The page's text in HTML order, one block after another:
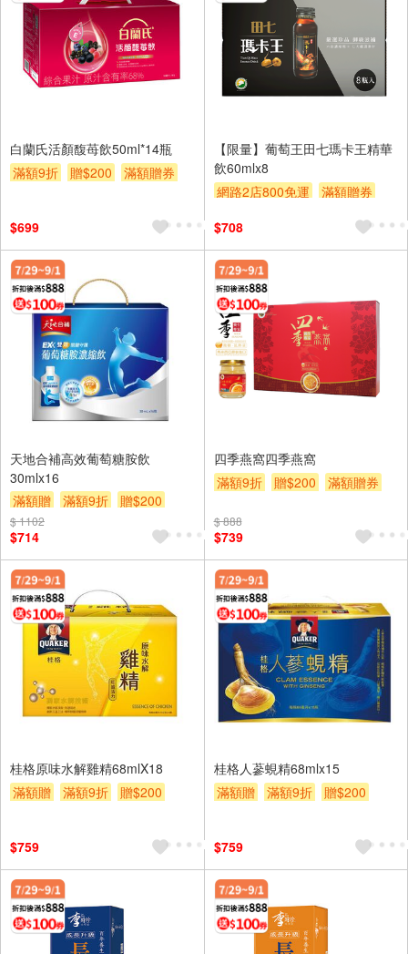
白蘭氏活顏馥苺飲50ml*14瓶
滿額9折
贈$200 滿額贈券
$699
【限量】葡萄王田七瑪卡王精華
飲60mlx8
網路2店800免運
滿額贈券
$708
天地合補高效葡萄糖胺飲
30mlx16
滿額贈
滿額9折
贈$200
滿額贈券
$ 1102
$714
四季燕窩四季燕窩
滿額9折
贈$200 滿額贈券
$ 888
$739
桂格原味水解雞精68mlX18
滿額贈
滿額9折
贈$200
$759
桂格人蔘蜆精68mlx15
滿額贈
滿額9折
贈$200
$759